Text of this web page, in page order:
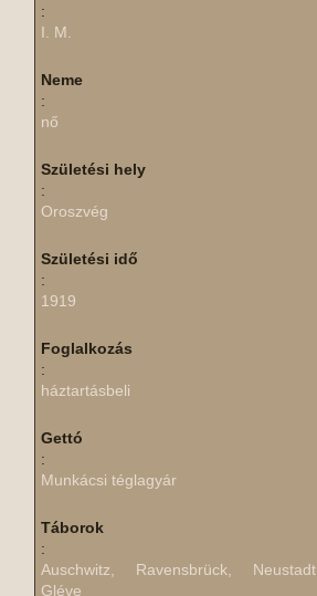
:
I. M.
Neme
:
nő
Születési hely
:
Oroszvég
Születési idő
:
1919
Foglalkozás
:
háztartásbeli
Gettó
:
Munkácsi téglagyár
Táborok
:
Auschwitz, Ravensbrück, Neustadt,
Gléve